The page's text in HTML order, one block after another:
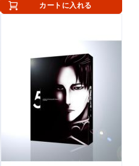
カートに入れる